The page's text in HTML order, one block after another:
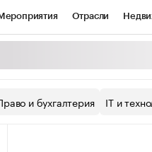
Отрасли
Спецпроекты
и бухгалтерия IT и